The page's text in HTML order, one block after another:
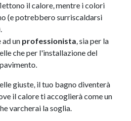
il calore, mentre i colori
(e potrebbero surriscaldarsi
ad un professionista, sia per la
che per l'installazione del
giuste, il tuo bagno diventerà
il calore ti accoglierà come un
varcherai la soglia.